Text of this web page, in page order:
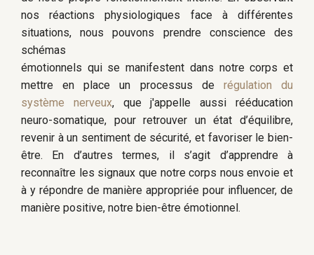
nos réactions physiologiques face à différentes
situations, nous pouvons prendre conscience des
schémas
émotionnels qui se manifestent dans notre corps et
mettre en place un processus de régulation du
système nerveux, que j'appelle aussi rééducation
neuro-somatique, pour retrouver un état d’équilibre,
revenir à un sentiment de sécurité, et favoriser le bien-
être. En d’autres termes, il s’agit d’apprendre à
reconnaître les signaux que notre corps nous envoie et
à y répondre de manière appropriée pour influencer, de
manière positive, notre bien-être émotionnel.